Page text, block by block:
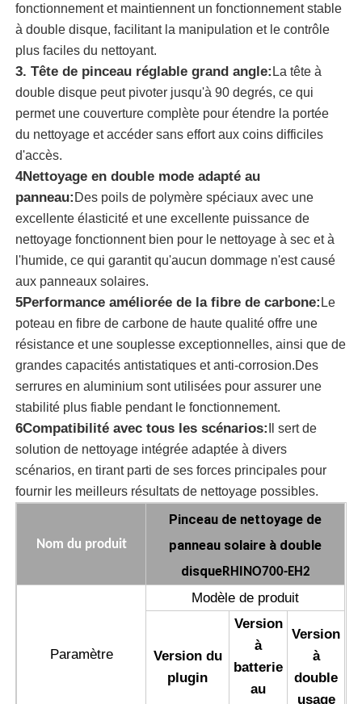
brosse de nettoyage de panneau solaire
pinceau rotatif à panneau solaire
Brosse de lavage pour panneaux solaires
Brosse rotative pour panneaux solaires
Outils de nettoyage pour panneaux solaires
Équipement de lavage de panneaux solaires
Pôle alimenté par l'eau
Machine d'osmose d'inversion
Robot de nettoyage de panneau solaire
Barrière acoustique pour le stockage d'énergie
fonctionnement et maintiennent un fonctionnement stable
à double disque, facilitant la manipulation et le contrôle
plus faciles du nettoyant.
3. Tête de pinceau réglable grand angle: La tête à
double disque peut pivoter jusqu'à 90 degrés, ce qui
permet une couverture complète pour étendre la portée
du nettoyage et accéder sans effort aux coins difficiles
d'accès.
4Nettoyage en double mode adapté au
panneau: Des poils de polymère spéciaux avec une
excellente élasticité et une excellente puissance de
nettoyage fonctionnent bien pour le nettoyage à sec et à
l'humide, ce qui garantit qu'aucun dommage n'est causé
aux panneaux solaires.
5Performance améliorée de la fibre de carbone: Le
poteau en fibre de carbone de haute qualité offre une
résistance et une souplesse exceptionnelles, ainsi que de
grandes capacités antistatiques et anti-corrosion.Des
serrures en aluminium sont utilisées pour assurer une
stabilité plus fiable pendant le fonctionnement.
6Compatibilité avec tous les scénarios:
Il sert de
solution de nettoyage intégrée adaptée à divers
scénarios, en tirant parti de ses forces principales pour
fournir les meilleurs résultats de nettoyage possibles.
Nom du produit
Pinceau de nettoyage de
panneau solaire à double
disqueRHINO700-EH2
Paramètre
Modèle de produit
Version du
plugin
Version
à
batterie
au
Version
à
double
usage